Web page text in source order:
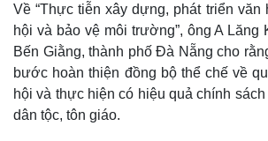
Về “Thực tiễn xây dựng, phát triển
hội và bảo vệ môi trường”, ông A Lăng
Bến Giằng, thành phố Đà Nẵng cho
bước hoàn thiện đồng bộ thể chế về
hội và thực hiện có hiệu quả chính
dân tộc, tôn giáo.